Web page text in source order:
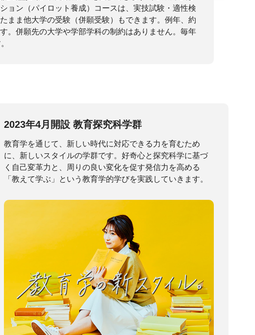
ョン（パイロット養成）コースは、実技試験・適性検
まま他大学の受験（併願受験）もできます。例年、約
。併願先の大学や学部学科の制約はありません。毎年
2023年4月開設 教育探究科学群
教育学を通じて、新しい時代に対応できる力を育むため
に、新しいスタイルの学群です。好奇心と探究科学に基づ
く自己変革力と、周りの良い変化を促す発信力を高める
「教えて学ぶ」という教育学的学びを実践していきます。